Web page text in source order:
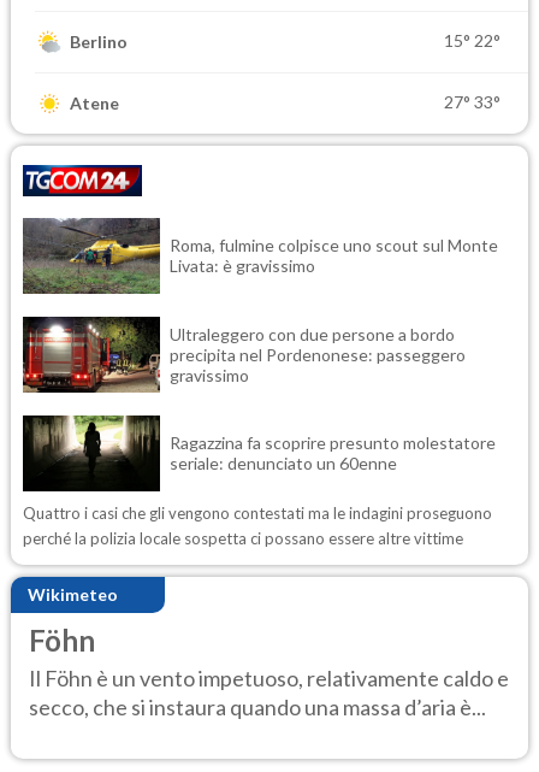
Berlino 15° 22°
Atene 27° 33°
Roma, fulmine colpisce uno scout sul Monte
Livata: è gravissimo
Ultraleggero con due persone a bordo
precipita nel Pordenonese: passeggero
gravissimo
Ragazzina fa scoprire presunto molestatore
seriale: denunciato un 60enne
Quattro i casi che gli vengono contestati ma le indagini proseguono
perché la polizia locale sospetta ci possano essere altre vittime
Wikimeteo
Föhn
Il Föhn è un vento impetuoso, relativamente caldo e
secco, che si instaura quando una massa d’aria è...